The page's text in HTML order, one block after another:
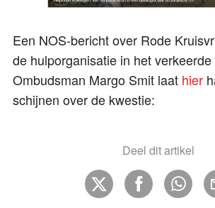
Een NOS-bericht over Rode
de hulporganisatie in het
Ombudsman Margo Smit laat hier
schijnen over de kwestie:
Deel dit artikel